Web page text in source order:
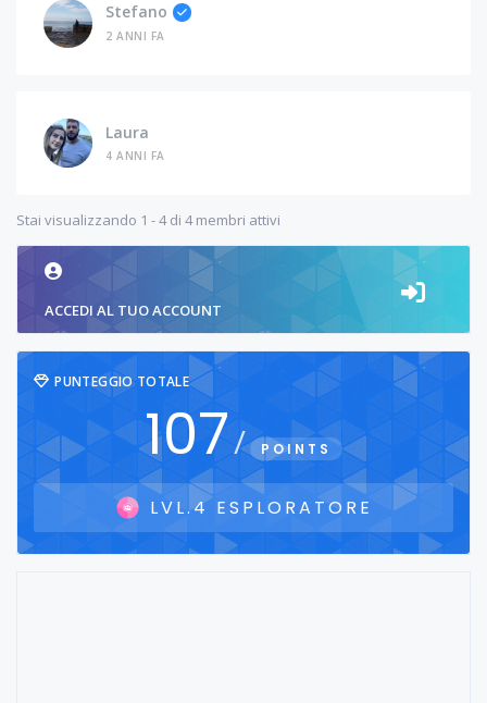
Stefano
2 ANNI FA
Laura
4 ANNI FA
Stai visualizzando 1 - 4 di 4 membri attivi
ACCEDI AL TUO ACCOUNT
PUNTEGGIO TOTALE
107/ POINTS
LVL.4 ESPLORATORE